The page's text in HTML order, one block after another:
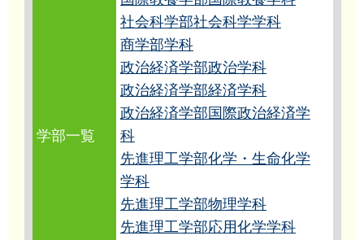
学部一覧
社会科学部社会科学学科
商学部学科
政治経済学部政治学科
政治経済学部経済学科
政治経済学部国際政治経済学
科
先進理工学部化学・生命化学
学科
先進理工学部物理学科
先進理工学部応用化学学科